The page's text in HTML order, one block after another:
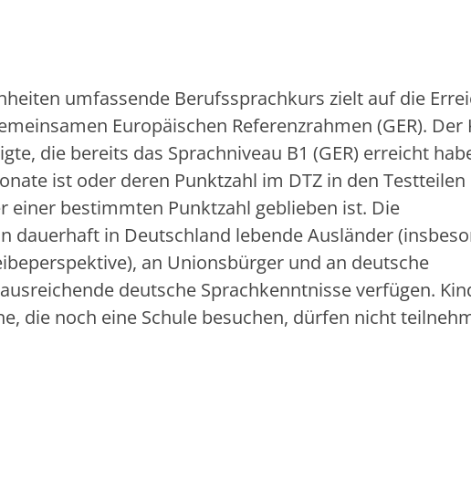
umfassende Berufssprachkurs zielt auf die
Europäischen Referenzrahmen (GER). Der
die bereits das Sprachniveau B1 (GER) erreicht
ist oder deren Punktzahl im DTZ in den Testteilen
einer bestimmten Punktzahl geblieben ist. Die
dauerhaft in Deutschland lebende Ausländer
an Unionsbürger und an deutsche
deutsche Sprachkenntnisse verfügen.
die noch eine Schule besuchen, dürfen nicht